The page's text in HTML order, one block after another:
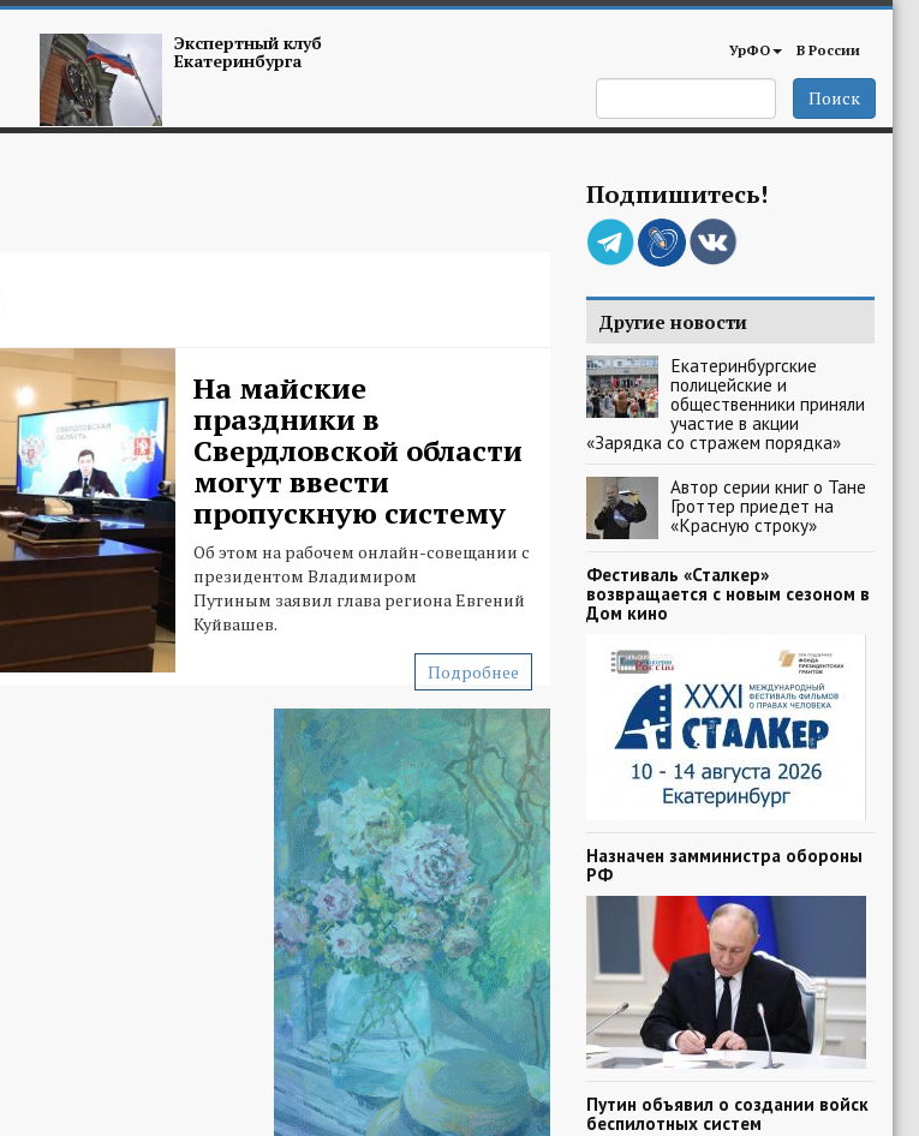
Экспертный клуб
Екатеринбурга УрФО В России
Поиск
На майские
праздники в
Свердловской области
могут ввести
пропускную систему
Об этом на рабочем онлайн-совещании с
президентом Владимиром
Путиным заявил глава региона Евгений
Куйвашев.
Подробнее
Подпишитесь!
Другие новости
Екатеринбургские
полицейские и
общественники приняли
участие в акции
«Зарядка со стражем порядка»
Автор серии книг о Тане
Гроттер приедет на
«Красную строку»
Фестиваль «Сталкер»
возвращается с новым сезоном в
Дом кино
Назначен замминистра обороны
РФ
Путин объявил о создании войск
беспилотных систем